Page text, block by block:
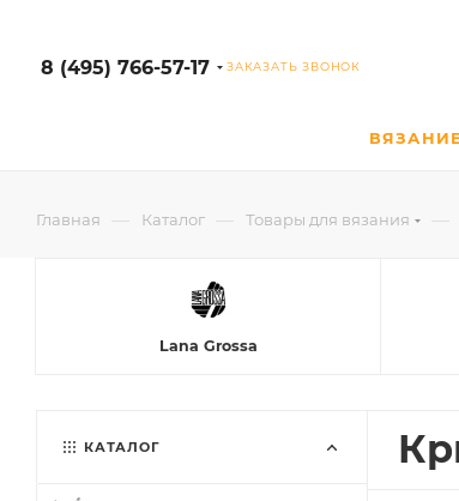
8 (495) 766-57-17 ЗАКАЗАТЬ ЗВОНОК
Главная — Каталог — Товары для вязания —
Lana Grossa
КАТАЛОГ